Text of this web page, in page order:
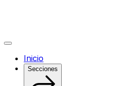
Inicio
Secciones